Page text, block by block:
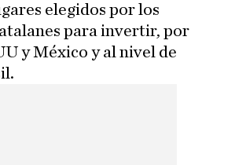
elegidos por los
para invertir, por
y México y al nivel de